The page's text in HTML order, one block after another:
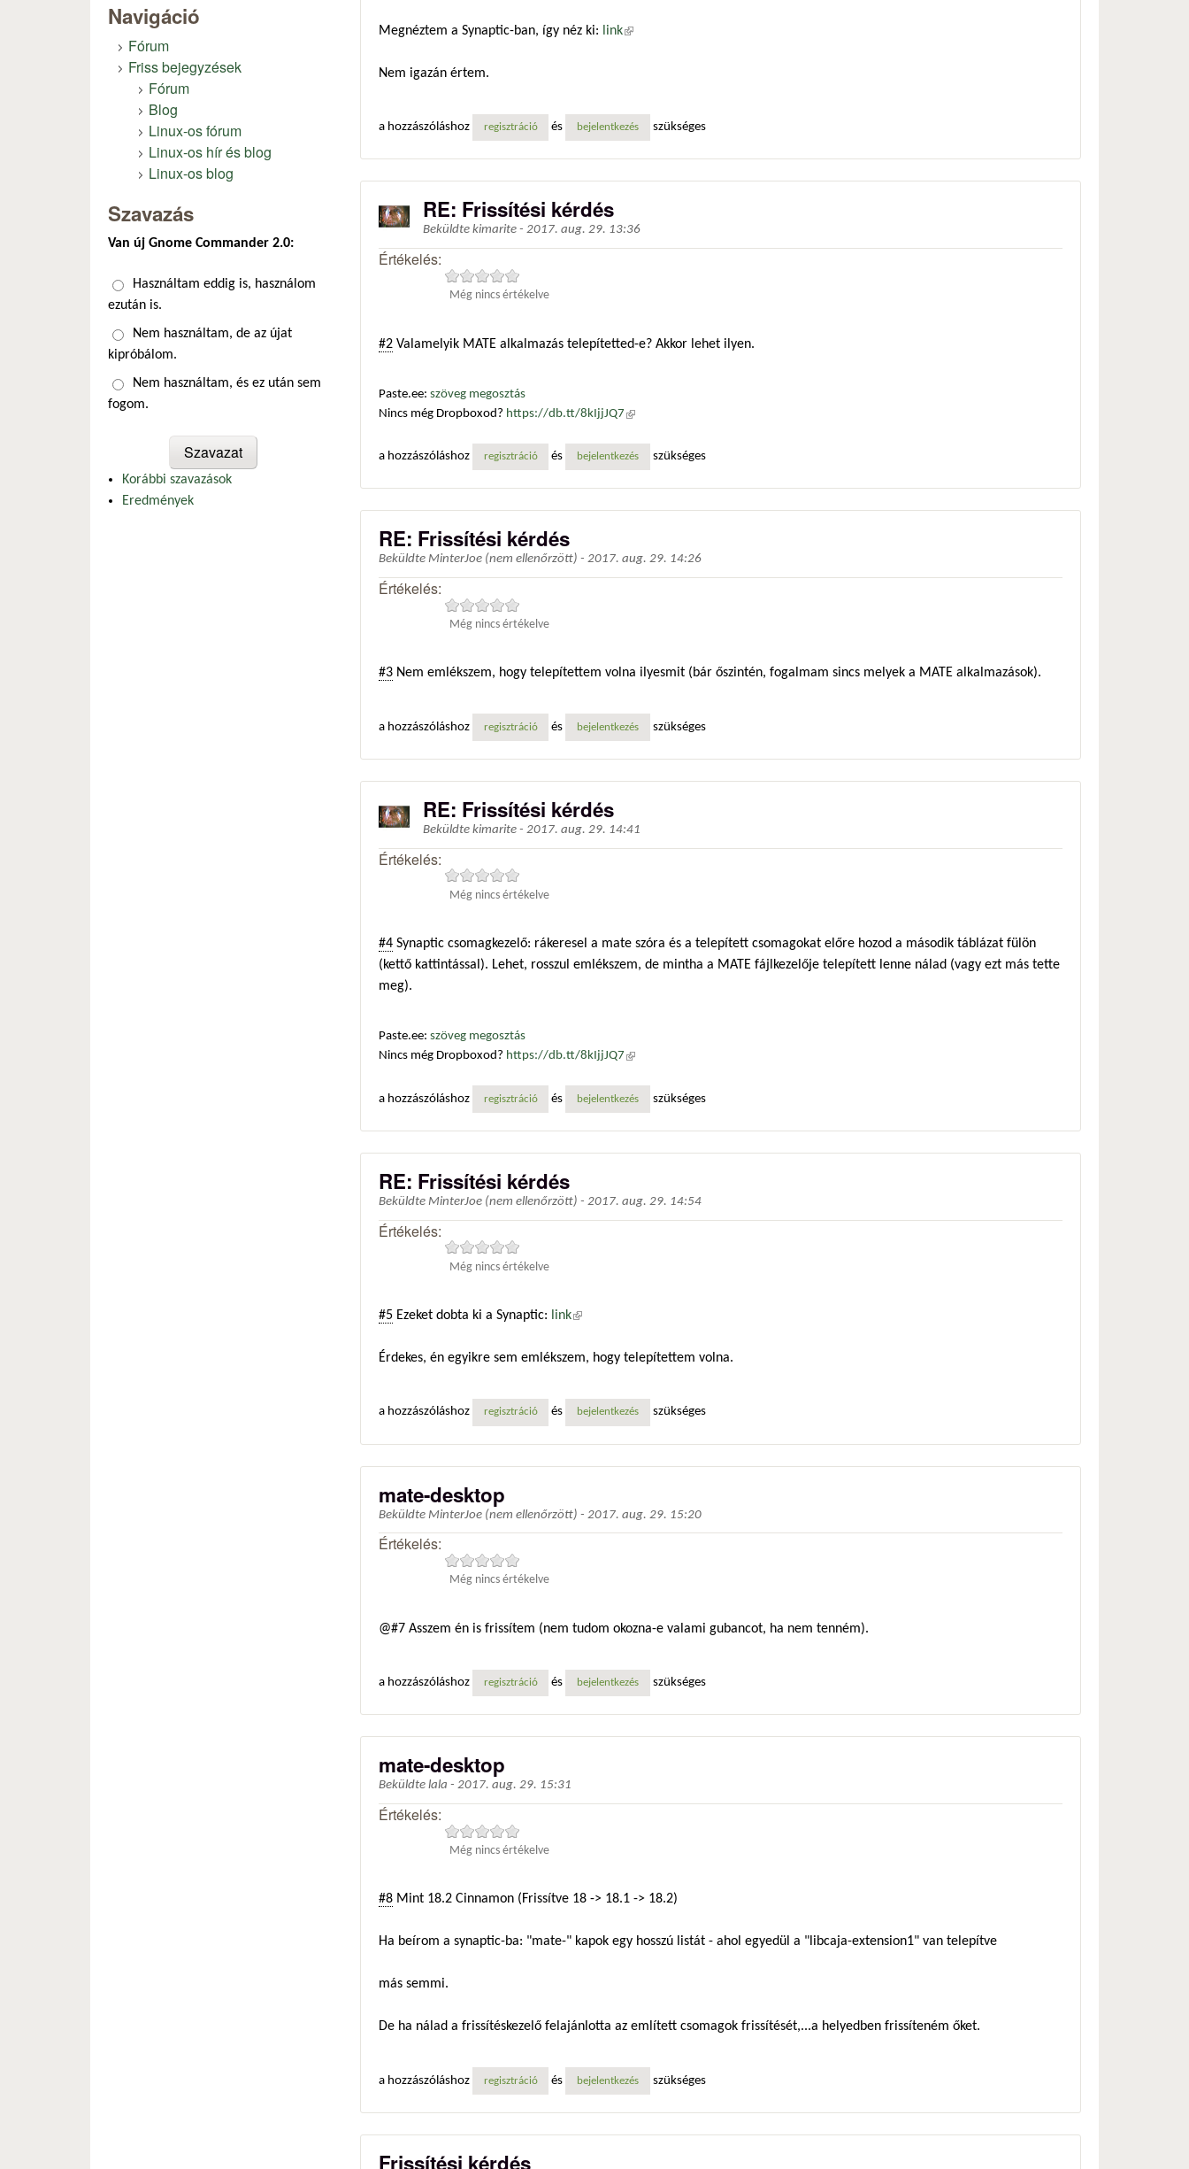
Megnéztem a Synaptic-ban, így néz ki: link(külső hivatkozás)
Nem igazán értem.
a hozzászóláshoz regisztráció és bejelentkezés szükséges
RE: Frissítési kérdés
Beküldte kimarite - 2017. aug. 29. 13:36
Értékelés:
Még nincs értékelve
#2 Valamelyik MATE alkalmazás telepítetted-e? Akkor lehet ilyen.
Paste.ee: szöveg megosztás
Nincs még Dropboxod? https://db.tt/8kIjjJQ7 (külső hivatkozás)
a hozzászóláshoz regisztráció és bejelentkezés szükséges
RE: Frissítési kérdés
Beküldte MinterJoe (nem ellenőrzött) - 2017. aug. 29. 14:26
Értékelés:
Még nincs értékelve
#3 Nem emlékszem, hogy telepítettem volna ilyesmit (bár őszintén, fogalmam sincs melyek a MATE alkalmazások).
a hozzászóláshoz regisztráció és bejelentkezés szükséges
RE: Frissítési kérdés
Beküldte kimarite - 2017. aug. 29. 14:41
Értékelés:
Még nincs értékelve
#4 Synaptic csomagkezelő: rákeresel a mate szóra és a telepített csomagokat előre hozod a második táblázat fülön
(kettő kattintással). Lehet, rosszul emlékszem, de mintha a MATE fájlkezelője telepített lenne nálad (vagy ezt más tette
meg).
Paste.ee: szöveg megosztás
Nincs még Dropboxod? https://db.tt/8kIjjJQ7 (külső hivatkozás)
a hozzászóláshoz regisztráció és bejelentkezés szükséges
RE: Frissítési kérdés
Beküldte MinterJoe (nem ellenőrzött) - 2017. aug. 29. 14:54
Értékelés:
Még nincs értékelve
#5 Ezeket dobta ki a Synaptic: link(külső hivatkozás)
Érdekes, én egyikre sem emlékszem, hogy telepítettem volna.
a hozzászóláshoz regisztráció és bejelentkezés szükséges
mate-desktop
Beküldte MinterJoe (nem ellenőrzött) - 2017. aug. 29. 15:20
Értékelés:
Még nincs értékelve
@#7 Asszem én is frissítem (nem tudom okozna-e valami gubancot, ha nem tenném).
a hozzászóláshoz regisztráció és bejelentkezés szükséges
mate-desktop
Beküldte lala - 2017. aug. 29. 15:31
Értékelés:
Még nincs értékelve
#8 Mint 18.2 Cinnamon (Frissítve 18 -> 18.1 -> 18.2)
Ha beírom a synaptic-ba: "mate-" kapok egy hosszú listát - ahol egyedül a "libcaja-extension1" van telepítve
más semmi.
De ha nálad a frissítéskezelő felajánlotta az említett csomagok frissítését,...a helyedben frissíteném őket.
a hozzászóláshoz regisztráció és bejelentkezés szükséges
Frissítési kérdés
Navigáció
Fórum
Friss bejegyzések
Fórum
Blog
Linux-os fórum
Linux-os hír és blog
Linux-os blog
Szavazás
Van új Gnome Commander 2.0:
Választások
Használtam eddig is, használom
ezután is.
Nem használtam, de az újat
kipróbálom.
Nem használtam, és ez után sem
fogom.
Korábbi szavazások
Eredmények